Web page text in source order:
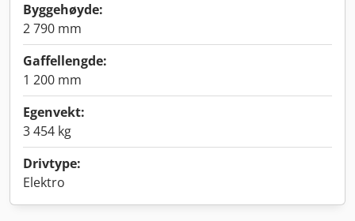
Byggehøyde:
2 790 mm
Gaffellengde:
1 200 mm
Egenvekt:
3 454 kg
Drivtype:
Elektro